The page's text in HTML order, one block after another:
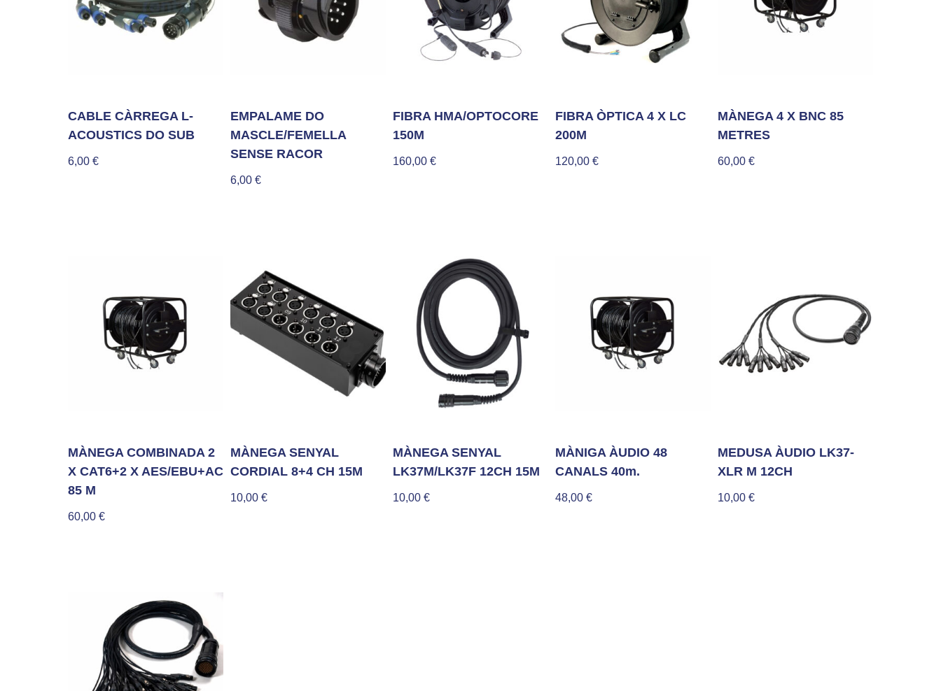
CABLE CÀRREGA L-
ACOUSTICS DO SUB
6,00 €
EMPALAME DO
MASCLE/FEMELLA
SENSE RACOR
6,00 €
FIBRA HMA/OPTOCORE
150M
160,00 €
FIBRA ÒPTICA 4 X LC
200M
120,00 €
MÀNEGA 4 X BNC 85
METRES
60,00 €
MÀNEGA COMBINADA 2
X CAT6+2 X AES/EBU+AC
85 M
60,00 €
MÀNEGA SENYAL
CORDIAL 8+4 CH 15M
10,00 €
MÀNEGA SENYAL
LK37M/LK37F 12CH 15M
10,00 €
MÀNIGA ÀUDIO 48
CANALS 40m.
48,00 €
MEDUSA ÀUDIO LK37-
XLR M 12CH
10,00 €